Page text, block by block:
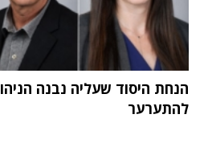
הנחת היסוד שעליה נבנה
להתערער